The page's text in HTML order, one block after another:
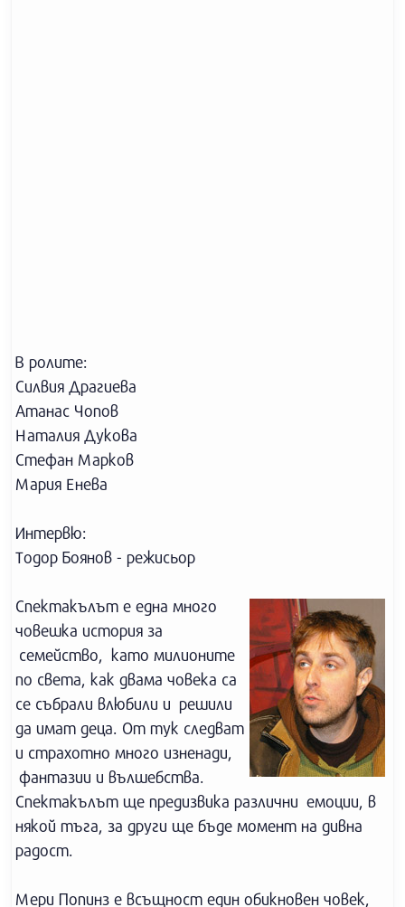
В ролите:
Силвия Драгиева
Атанас Чопов
Наталия Дукова
Стефан Марков
Мария Енева
Интервю:
Тодор Боянов - режисьор
Спектакълът е една много
човешка история за
семейство, като милионите
по света, как двама човека са
се събрали влюбили и решили
да имат деца. От тук следват
и страхотно много изненади,
фантазии и вълшебства.
Спектакълът ще предизвика различни емоции, в
някой тъга, за други ще бъде момент на дивна
радост.
Мери Попинз е всъщност един обикновен човек,